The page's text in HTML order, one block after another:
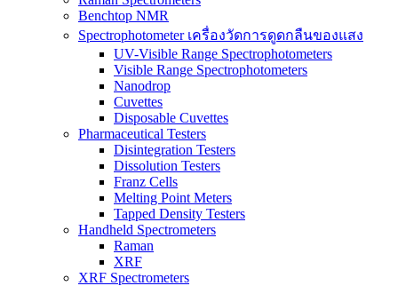
Benchtop NMR
Spectrophotometer เครื่องวัดการดูดกลืนของแสง
UV-Visible Range Spectrophotometers
Visible Range Spectrophotometers
Nanodrop
Cuvettes
Disposable Cuvettes
Pharmaceutical Testers
Disintegration Testers
Dissolution Testers
Franz Cells
Melting Point Meters
Tapped Density Testers
Handheld Spectrometers
Raman
XRF
XRF Spectrometers